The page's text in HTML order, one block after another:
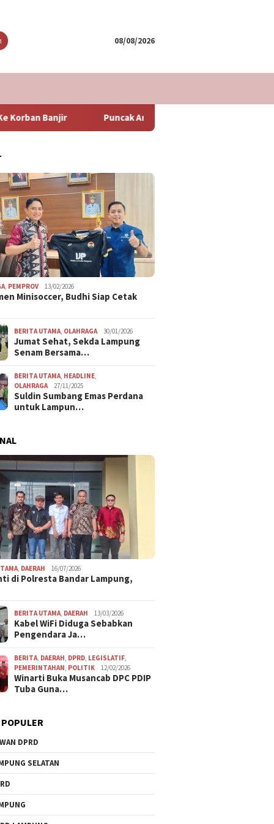
08/08/2026
Puncak Arus Balik Lebaran 2024 Diperkirakan Hari Minggu
PEMPROV 13/02/2026
Minisoccer, Budhi Siap Cetak
BERITA UTAMA OLAHRAGA 30/01/2026
Jumat Sehat, Sekda Lampung
Senam Bersama…
BERITA UTAMA HEADLINE
OLAHRAGA
27/11/2025
Suldin Sumbang Emas Perdana
untuk Lampun…
DAERAH 16/07/2026
di Polresta Bandar Lampung,
BERITA UTAMA DAERAH 13/03/2026
Kabel WiFi Diduga Sebabkan
Pengendara Ja…
BERITA DAERAH DPRD LEGISLATIF
PEMERINTAHAN POLITIK 12/02/2026
Winarti Buka Musancab DPC PDIP
Tuba Guna…
DPRD
SELATAN